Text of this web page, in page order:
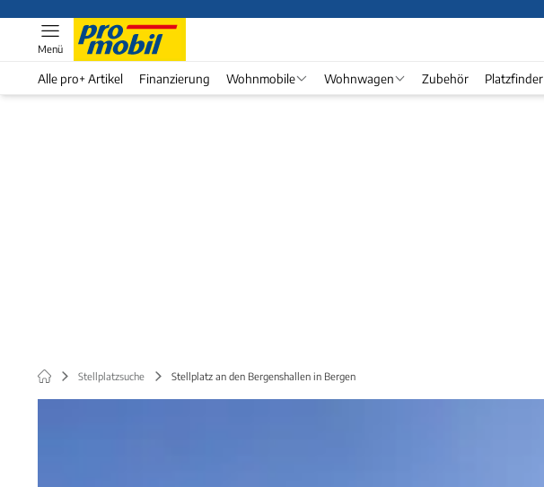
Menü
Alle pro+ Artikel Finanzierung Wohnmobile Wohnwagen Zubehör Platzfinder
Stellplatzsuche Stellplatz an den Bergenshallen in Bergen